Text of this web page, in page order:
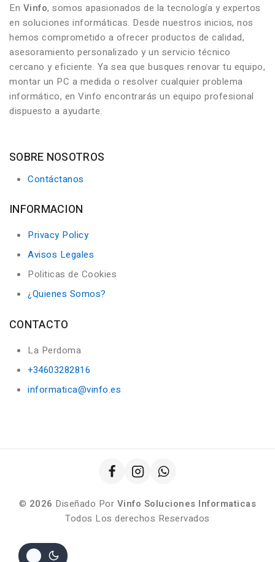
En Vinfo, somos apasionados de la tecnología y expertos
en soluciones informáticas. Desde nuestros inicios, nos
hemos comprometido a ofrecer productos de calidad,
asesoramiento personalizado y un servicio técnico
cercano y eficiente. Ya sea que busques renovar tu equipo,
montar un PC a medida o resolver cualquier problema
informático, en Vinfo encontrarás un equipo profesional
dispuesto a ayudarte.
SOBRE NOSOTROS
Contáctanos
INFORMACION
Privacy Policy
Avisos Legales
Politicas de Cookies
¿Quienes Somos?
CONTACTO
La Perdoma
+34603282816
informatica@vinfo.es
© 2026 Diseñado Por Vinfo Soluciones Informaticas
Todos Los derechos Reservados